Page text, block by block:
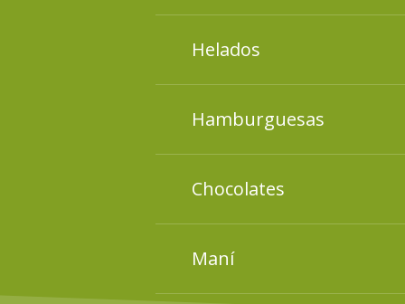
presentes en las
Helados
presentes en las
Hamburguesas
presentes en las
Chocolates
presentes en las
Maní